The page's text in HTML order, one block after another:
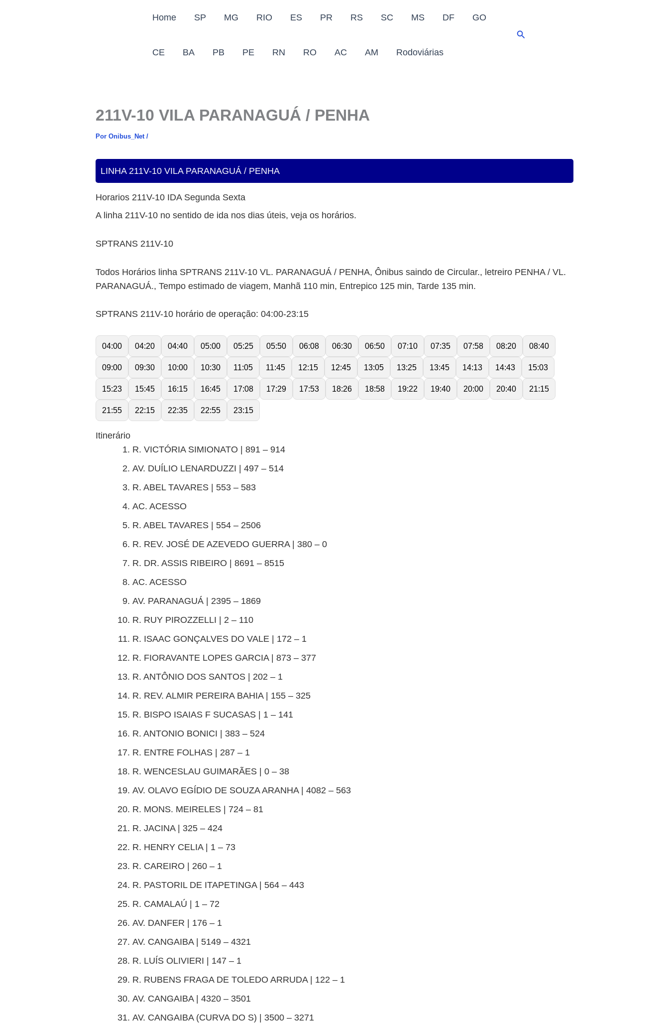
Home SP MG RIO ES PR RS SC MS DF GO
CE BA PB PE RN RO AC AM Rodoviárias
Pesquisar
211V-10 VILA PARANAGUÁ / PENHA
Por Onibus_Net /
LINHA 211V-10 VILA PARANAGUÁ / PENHA
Horarios 211V-10 IDA Segunda Sexta
A linha 211V-10 no sentido de ida nos dias úteis, veja os horários.
SPTRANS 211V-10
Todos Horários linha SPTRANS 211V-10 VL. PARANAGUÁ / PENHA, Ônibus saindo de Circular., letreiro PENHA / VL.
PARANAGUÁ., Tempo estimado de viagem, Manhã 110 min, Entrepico 125 min, Tarde 135 min.
SPTRANS 211V-10 horário de operação: 04:00-23:15
04:00 04:20 04:40 05:00 05:25 05:50 06:08 06:30 06:50 07:10 07:35 07:58 08:20 08:40
09:00 09:30 10:00 10:30 11:05 11:45 12:15 12:45 13:05 13:25 13:45 14:13 14:43 15:03
15:23 15:45 16:15 16:45 17:08 17:29 17:53 18:26 18:58 19:22 19:40 20:00 20:40 21:15
21:55 22:15 22:35 22:55 23:15
Itinerário
R. VICTÓRIA SIMIONATO | 891 – 914
AV. DUÍLIO LENARDUZZI | 497 – 514
R. ABEL TAVARES | 553 – 583
AC. ACESSO
R. ABEL TAVARES | 554 – 2506
R. REV. JOSÉ DE AZEVEDO GUERRA | 380 – 0
R. DR. ASSIS RIBEIRO | 8691 – 8515
AC. ACESSO
AV. PARANAGUÁ | 2395 – 1869
R. RUY PIROZZELLI | 2 – 110
R. ISAAC GONÇALVES DO VALE | 172 – 1
R. FIORAVANTE LOPES GARCIA | 873 – 377
R. ANTÔNIO DOS SANTOS | 202 – 1
R. REV. ALMIR PEREIRA BAHIA | 155 – 325
R. BISPO ISAIAS F SUCASAS | 1 – 141
R. ANTONIO BONICI | 383 – 524
R. ENTRE FOLHAS | 287 – 1
R. WENCESLAU GUIMARÃES | 0 – 38
AV. OLAVO EGÍDIO DE SOUZA ARANHA | 4082 – 563
R. MONS. MEIRELES | 724 – 81
R. JACINA | 325 – 424
R. HENRY CELIA | 1 – 73
R. CAREIRO | 260 – 1
R. PASTORIL DE ITAPETINGA | 564 – 443
R. CAMALAÚ | 1 – 72
AV. DANFER | 176 – 1
AV. CANGAIBA | 5149 – 4321
R. LUÍS OLIVIERI | 147 – 1
R. RUBENS FRAGA DE TOLEDO ARRUDA | 122 – 1
AV. CANGAIBA | 4320 – 3501
AV. CANGAIBA (CURVA DO S) | 3500 – 3271